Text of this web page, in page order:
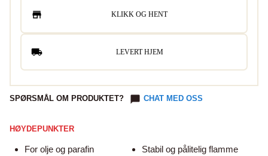
KLIKK OG HENT
LEVERT HJEM
SPØRSMÅL OM PRODUKTET? CHAT MED OSS
HØYDEPUNKTER
For olje og parafin
Stabil og pålitelig flamme